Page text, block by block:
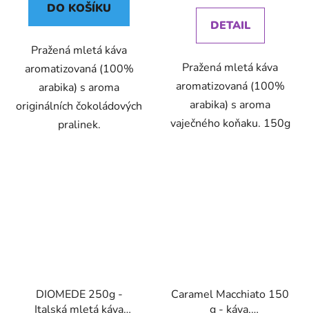
DO KOŠÍKU
Pražená mletá káva
aromatizovaná (100%
arabika) s aroma
originálních čokoládových
pralinek.
DETAIL
Pražená mletá káva
aromatizovaná (100%
arabika) s aroma
vaječného koňaku. 150g
DIOMEDE 250g -
Italská mletá káva
Caramel Macchiato 150
g - káva,